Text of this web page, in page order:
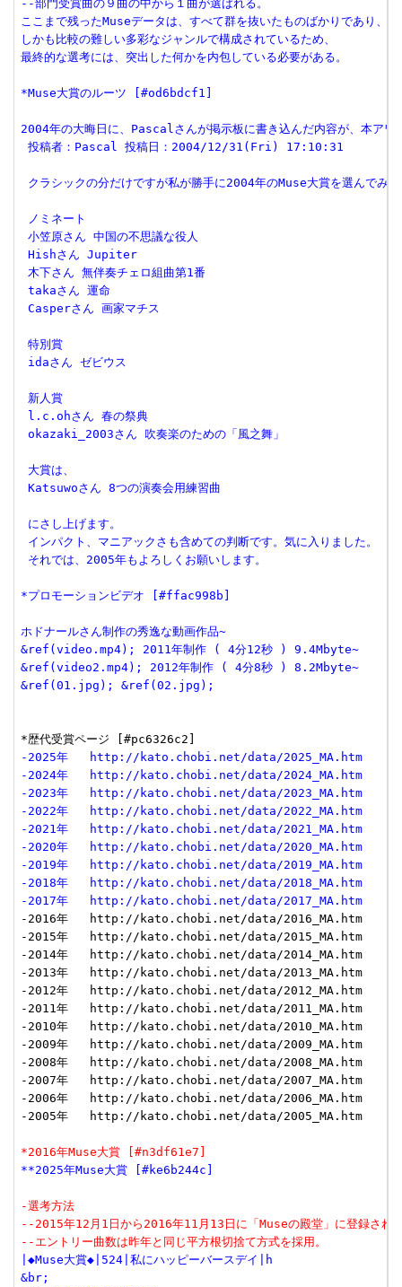
--部門受賞曲の９曲の中から１曲が選ばれる。
ここまで残ったMuseデータは、すべて群を抜いたものばかりであり、
しかも比較の難しい多彩なジャンルで構成されているため、
最終的な選考には、突出した何かを内包している必要がある。
*Muse大賞のルーツ [#od6bdcf1]
2004年の大晦日に、Pascalさんが掲示板に書き込んだ内容が、本アワ
投稿者：Pascal 投稿日：2004/12/31(Fri) 17:10:31
クラシックの分だけですが私が勝手に2004年のMuse大賞を選んでみま
ノミネート
小笠原さん 中国の不思議な役人
Hishさん Jupiter
木下さん 無伴奏チェロ組曲第1番
takaさん 運命
Casperさん 画家マチス
特別賞
idaさん ゼビウス
新人賞
l.c.ohさん 春の祭典
okazaki_2003さん 吹奏楽のための「風之舞」
大賞は、
Katsuwoさん 8つの演奏会用練習曲
にさし上げます。
インパクト、マニアックさも含めての判断です。気に入りました。
それでは、2005年もよろしくお願いします。
*プロモーションビデオ [#ffac998b]
ホドナールさん制作の秀逸な動画作品~
&ref(video.mp4); 2011年制作 ( 4分12秒 ) 9.4Mbyte~
&ref(video2.mp4); 2012年制作 ( 4分8秒 ) 8.2Mbyte~
&ref(01.jpg); &ref(02.jpg);
-2025年   http://kato.chobi.net/data/2025_MA.htm
-2024年   http://kato.chobi.net/data/2024_MA.htm
-2023年   http://kato.chobi.net/data/2023_MA.htm
-2022年   http://kato.chobi.net/data/2022_MA.htm
-2021年   http://kato.chobi.net/data/2021_MA.htm
-2020年   http://kato.chobi.net/data/2020_MA.htm
-2019年   http://kato.chobi.net/data/2019_MA.htm
-2018年   http://kato.chobi.net/data/2018_MA.htm
-2017年   http://kato.chobi.net/data/2017_MA.htm
-2016年   http://kato.chobi.net/data/2016_MA.htm
-2015年   http://kato.chobi.net/data/2015_MA.htm
-2014年   http://kato.chobi.net/data/2014_MA.htm
-2013年   http://kato.chobi.net/data/2013_MA.htm
-2012年   http://kato.chobi.net/data/2012_MA.htm
-2011年   http://kato.chobi.net/data/2011_MA.htm
-2010年   http://kato.chobi.net/data/2010_MA.htm
-2009年   http://kato.chobi.net/data/2009_MA.htm
-2008年   http://kato.chobi.net/data/2008_MA.htm
-2007年   http://kato.chobi.net/data/2007_MA.htm
-2006年   http://kato.chobi.net/data/2006_MA.htm
-2005年   http://kato.chobi.net/data/2005_MA.htm
*2016年Muse大賞 [#n3df61e7]
**2025年Muse大賞 [#ke6b244c]
-選考方法
--2015年12月1日から2016年11月13日に「Museの殿堂」に登録され
--エントリー曲数は昨年と同じ平方根切捨て方式を採用。
|◆Muse大賞◆|524|私にハッピーバースデイ|h
&br;